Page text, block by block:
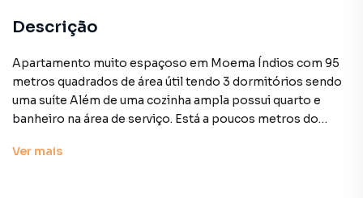
Descrição
Apartamento muito espaçoso em Moema Índios com 95
metros quadrados de área útil tendo 3 dormitórios sendo
uma suíte Além de uma cozinha ampla possui quarto e
banheiro na área de serviço. Está a poucos metros do
shoppings de São Paulo com uma grande variedade de
Ver mais